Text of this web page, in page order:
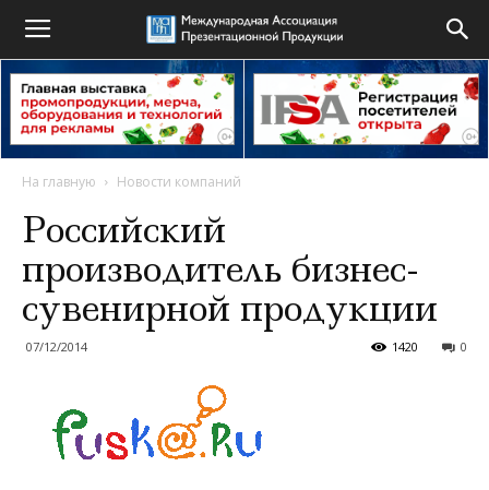
На главную Новости компаний
Российский
производитель бизнес-
сувенирной продукции
07/12/2014 0
1420